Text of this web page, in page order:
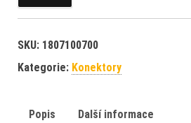
SKU: 1807100700
Kategorie: Konektory
Popis Další informace